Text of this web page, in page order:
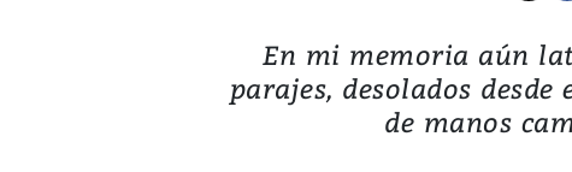
En mi memoria aún
parajes, desolados
de manos